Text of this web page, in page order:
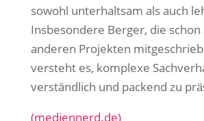
sowohl unterhaltsam als auch
Insbesondere Berger, die schon
anderen Projekten
versteht es, komplexe
verständlich und packend zu
(mediennerd.de)